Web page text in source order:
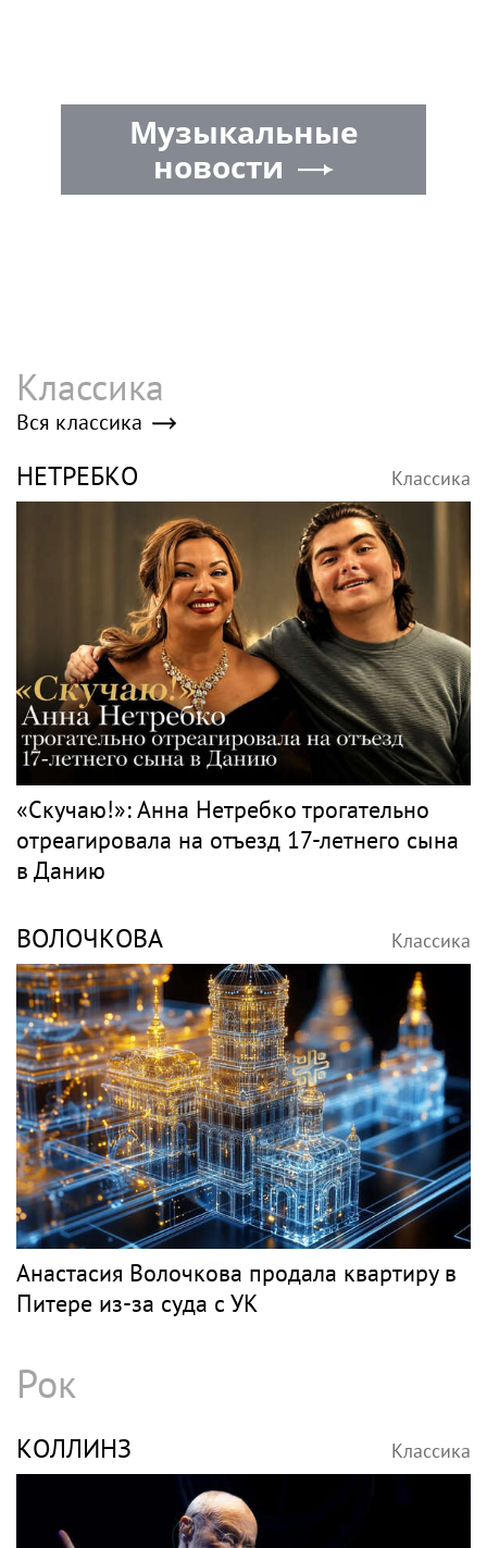
Музыкальные
новости
Классика
Вся классика
НЕТРЕБКО Классика
«Скучаю!»: Анна Нетребко трогательно
отреагировала на отъезд 17-летнего сына
в Данию
ВОЛОЧКОВА Классика
Анастасия Волочкова продала квартиру в
Питере из-за суда с УК
Рок
КОЛЛИНЗ Классика